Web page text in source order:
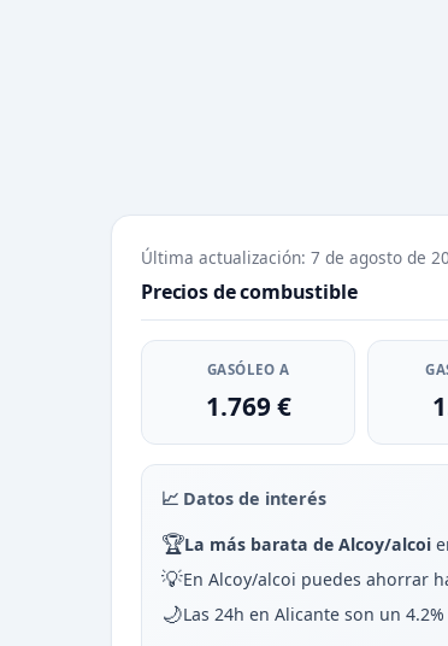
Última actualización: 7 de agosto de
Precios de combustible
GASÓLEO A
1.769 €
📈 Datos de interés
🏆La más barata de Alcoy/alcoi
💡En Alcoy/alcoi puedes ahorrar
🌙Las 24h en Alicante son un